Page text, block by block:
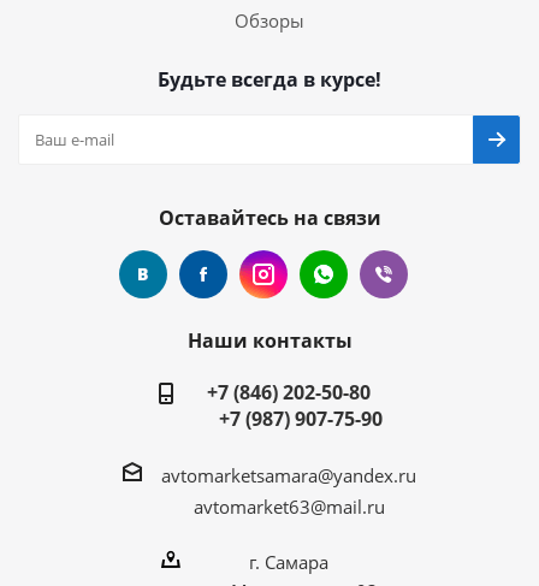
Обзоры
Будьте всегда в курсе!
Оставайтесь на связи
Наши контакты
+7 (846) 202-50-80
+7 (987) 907-75-90
avtomarketsamara@yandex.ru
avtomarket63@mail.ru
г. Самара